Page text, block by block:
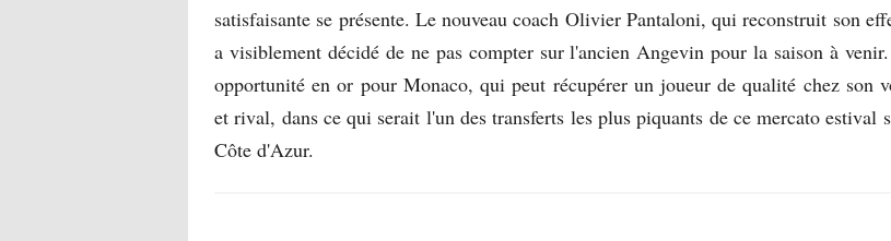
satisfaisante se présente. Le nouveau coach Olivier Pantaloni, qui reconstruit son
a visiblement décidé de ne pas compter sur l'ancien Angevin pour la saison à
opportunité en or pour Monaco, qui peut récupérer un joueur de qualité chez son
et rival, dans ce qui serait l'un des transferts les plus piquants de ce mercato estival
Côte d'Azur.